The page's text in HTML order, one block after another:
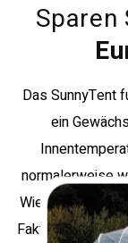
Sparen
Das SunnyTent
ein
normalerweise
Wie schnell sich
Faktoren ab. Je